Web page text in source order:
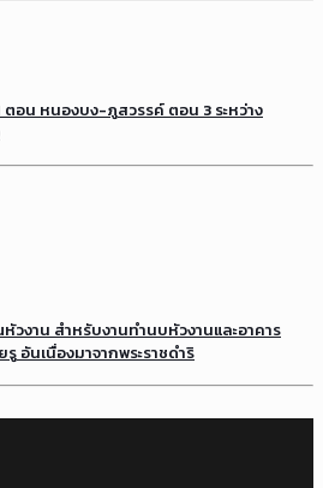
อน หนองบง-ภูสวรรค์ ตอน 3 ระหว่าง
วงาน สำหรับงานทำนบหัวงานและอาคาร
อันเนื่องมาจากพระราชดำริ